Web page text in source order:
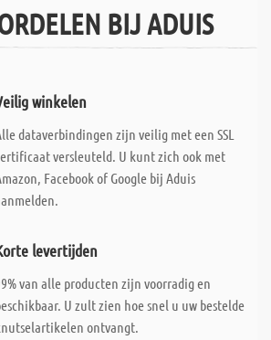
BIJ ADUIS
winkelen
dataverbindingen zijn veilig met een SSL
versleuteld. U kunt zich ook met
Facebook of Google bij Aduis
levertijden
van alle producten zijn voorradig en
U zult zien hoe snel u uw bestelde
ontvangt.